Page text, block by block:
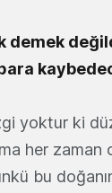
demek
yoktur ki
her zaman
bu